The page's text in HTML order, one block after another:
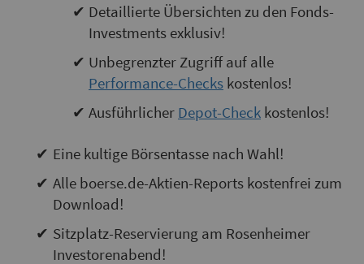
Detaillierte Übersichten zu den Fonds-
Investments exklusiv!
Unbegrenzter Zugriff auf alle
Performance-Checks kostenlos!
Ausführlicher Depot-Check kostenlos!
Eine kultige Börsentasse nach Wahl!
Alle boerse.de-Aktien-Reports kostenfrei zum
Download!
Sitzplatz-Reservierung am Rosenheimer
Investorenabend!